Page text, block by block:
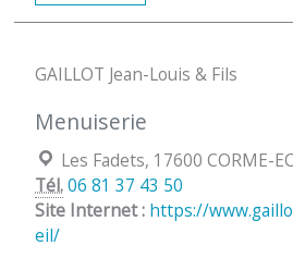
GAILLOT Jean-Louis & Fils
Menuiserie
Localisation :
Les Fadets, 17600 CORME-
Tél.06 81 37 43 50
Site Internet : https://
eil/